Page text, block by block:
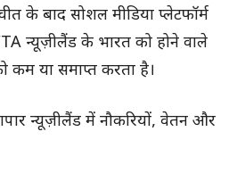
के बाद सोशल मीडिया प्लेटफॉर्म
न्यूज़ीलैंड के भारत को होने वाले
कम या समाप्त करता है।
न्यूज़ीलैंड में नौकरियों, वेतन और